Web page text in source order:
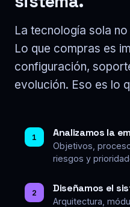
La tecnología sola
Lo que compras es
configuración,
evolución. Eso es lo
1 Analizamos la
Objetivos,
riesgos y
2 Diseñamos el
Arquitectura,